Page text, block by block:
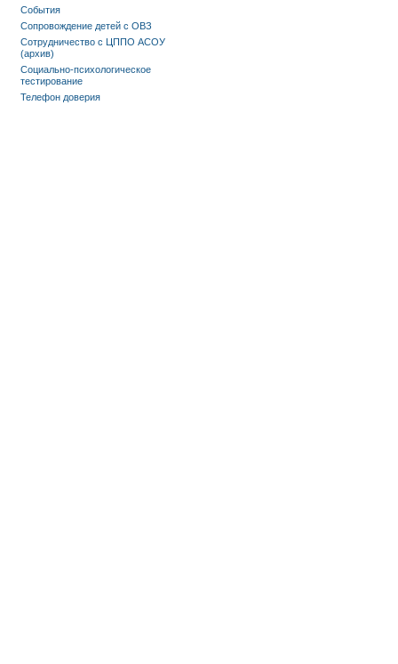
События
Сопровождение детей с ОВЗ
Сотрудничество с ЦППО АСОУ
(архив)
Социально-психологическое
тестирование
Телефон доверия